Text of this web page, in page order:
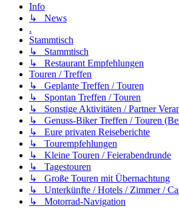
Info
↳ News
.
Stammtisch
↳ Stammtisch
↳ Restaurant Empfehlungen
Touren / Treffen
↳ Geplante Treffen / Touren
↳ Spontan Treffen / Touren
↳ Sonstige Aktivitäten / Partner
↳ Genuss-Biker Treffen / Touren
↳ Eure privaten Reiseberichte
↳ Tourempfehlungen
↳ Kleine Touren / Feierabendrunde
↳ Tagestouren
↳ Große Touren mit Übernachtung
↳ Unterkünfte / Hotels / Zimmer /
↳ Motorrad-Navigation